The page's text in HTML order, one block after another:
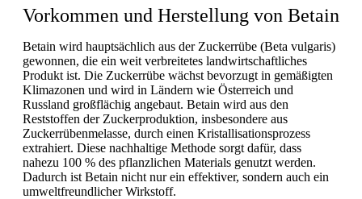
Vorkommen und Herstellung von Betain
Betain wird hauptsächlich aus der Zuckerrübe (Beta vulgaris)
gewonnen, die ein weit verbreitetes landwirtschaftliches
Produkt ist. Die Zuckerrübe wächst bevorzugt in gemäßigten
Klimazonen und wird in Ländern wie Österreich und
Russland großflächig angebaut. Betain wird aus den
Reststoffen der Zuckerproduktion, insbesondere aus
Zuckerrübenmelasse, durch einen Kristallisationsprozess
extrahiert. Diese nachhaltige Methode sorgt dafür, dass
nahezu 100 % des pflanzlichen Materials genutzt werden.
Dadurch ist Betain nicht nur ein effektiver, sondern auch ein
umweltfreundlicher Wirkstoff.